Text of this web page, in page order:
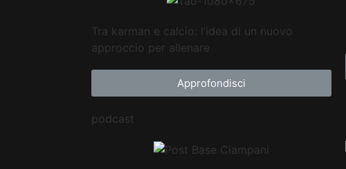
Tra karman e calcio: l’idea di un nuovo
approccio per allenare
Approfondisci
podcast